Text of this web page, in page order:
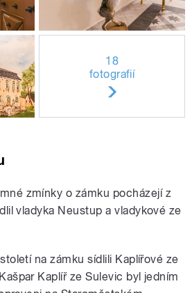
18
fotografií
zmínky o zámku pocházejí z
vladyka Neustup a vladykové ze
na zámku sídlili Kaplířové ze
Kaplíř ze Sulevic byl jedním